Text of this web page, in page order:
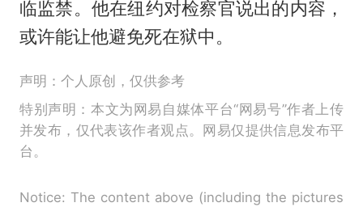
临监禁。他在纽约对检察官说出的内容，
或许能让他避免死在狱中。
声明：个人原创，仅供参考
特别声明：本文为网易自媒体平台“网易号”作者上传
并发布，仅代表该作者观点。网易仅提供信息发布平
台。
Notice: The content above (including the pictures